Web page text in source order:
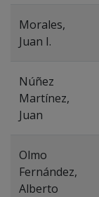
Morales,
Juan I.
Núñez
Martínez,
Juan
Olmo
Fernández,
Alberto